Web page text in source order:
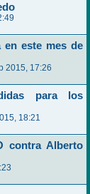
en este mes de
2015, 17:26
para los
18:21
contra Alberto